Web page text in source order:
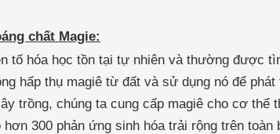
chất Magie:
tố hóa học tồn tại tự nhiên và thường được
hấp thụ magiê từ đất và sử dụng nó để
trồng, chúng ta cung cấp magiê cho cơ thể
hơn 300 phản ứng sinh hóa trải rộng trên